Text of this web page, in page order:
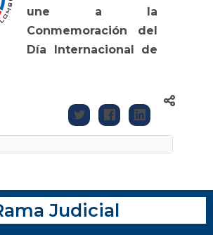
une a la
Conmemoración del
Día Internacional de
Judicial